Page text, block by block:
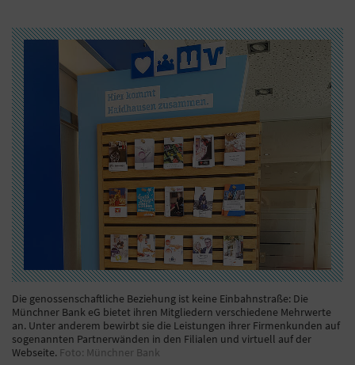
Die genossenschaftliche Beziehung ist keine Einbahnstraße: Die
Münchner Bank eG bietet ihren Mitgliedern verschiedene Mehrwerte
an. Unter anderem bewirbt sie die Leistungen ihrer Firmenkunden auf
sogenannten Partnerwänden in den Filialen und virtuell auf der
Webseite. Foto: Münchner Bank